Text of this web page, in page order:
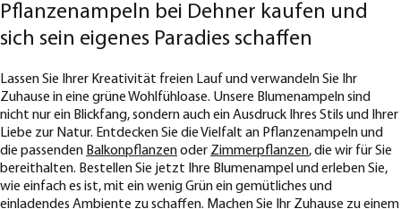
Pflanzenampeln bei Dehner kaufen und
sich sein eigenes Paradies schaffen
Lassen Sie Ihrer Kreativität freien Lauf und verwandeln Sie Ihr
Zuhause in eine grüne Wohlfühloase. Unsere Blumenampeln sind
nicht nur ein Blickfang, sondern auch ein Ausdruck Ihres Stils und Ihrer
Liebe zur Natur. Entdecken Sie die Vielfalt an Pflanzenampeln und
die passenden Balkonpflanzenoder Zimmerpflanzen, die wir für Sie
bereithalten. Bestellen Sie jetzt Ihre Blumenampel und erleben Sie,
wie einfach es ist, mit ein wenig Grün ein gemütliches und
einladendes Ambiente zu schaffen. Machen Sie Ihr Zuhause zu einem